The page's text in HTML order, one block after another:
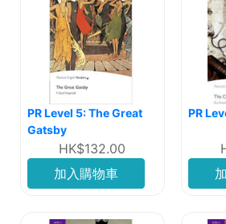
PR Level 5: The Great
Gatsby
HK$132.00
加入購物車
PR